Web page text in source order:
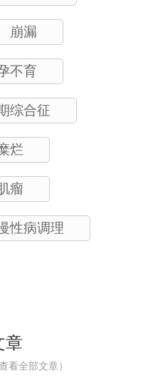
崩漏
不育
综合征
烂
瘤
性病调理
章
看全部文章）